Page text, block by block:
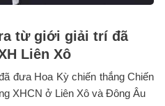
từ giới giải trí đã
Liên Xô
đưa Hoa Kỳ chiến thắng Chiến
XHCN ở Liên Xô và Đông Âu